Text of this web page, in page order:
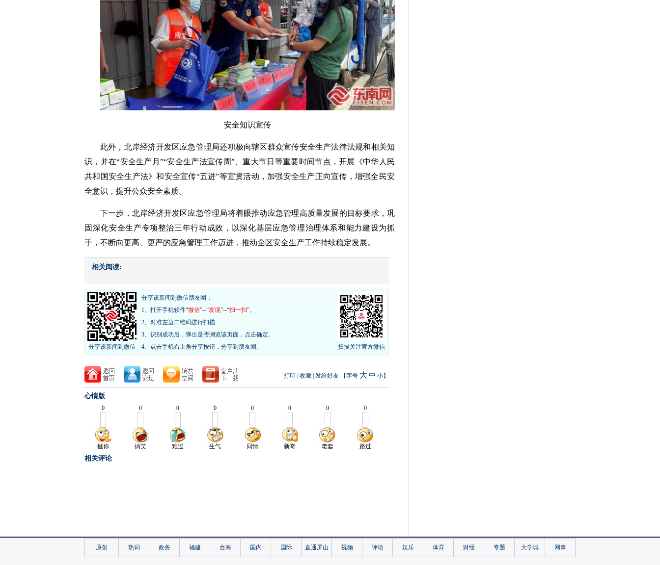
安全知识宣传
此外，北岸经济开发区应急管理局还积极向辖区群众宣传安全生产法律法规和相关知
识，并在“安全生产月”“安全生产法宣传周”、重大节日等重要时间节点，开展《中华人民
共和国安全生产法》和安全宣传“五进”等宣贯活动，加强安全生产正向宣传，增强全民安
全意识，提升公众安全素质。
下一步，北岸经济开发区应急管理局将着眼推动应急管理高质量发展的目标要求，巩
固深化安全生产专项整治三年行动成效，以深化基层应急管理治理体系和能力建设为抓
手，不断向更高、更严的应急管理工作迈进，推动全区安全生产工作持续稳定发展。
相关阅读:
扫描关注官方微信
分享该新闻到微信
分享该新闻到微信朋友圈：
1、打开手机软件“微信”--“发现”--“扫一扫”。
2、对准左边二维码进行扫描
3、识别成功后，弹出是否浏览该页面，点击确定。
4、点击手机右上角分享按钮，分享到朋友圈。
打印 收藏 发给好友 【字号 大 中 小】
心情版
相关评论
原创 热词 政务 福建 台海 国内 国际 直通屏山 视频 评论 娱乐 体育 财经 专题 大学城 网事